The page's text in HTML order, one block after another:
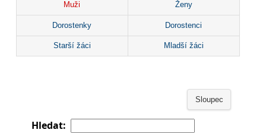
Muži Ženy
Dorostenky Dorostenci
Starší žáci Mladší žáci
Sloupec
Hledat: